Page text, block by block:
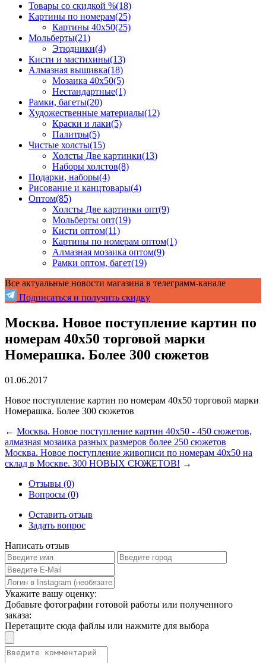
Товары со скидкой %(18)
Картины по номерам(25)
Картины 40x50(25)
Мольберты(21)
Этюдники(4)
Кисти и мастихины(13)
Алмазная вышивка(18)
Мозаика 40x50(5)
Нестандартные(1)
Рамки, багеты(20)
Художественные материалы(12)
Краски и лаки(5)
Палитры(5)
Чистые холсты(15)
Холсты Две картинки(13)
Наборы холстов(8)
Подарки, наборы(4)
Рисование и канцтовары(4)
Оптом(85)
Холсты Две картинки опт(9)
Мольберты опт(19)
Кисти оптом(11)
Картины по номерам оптом(1)
Алмазная мозаика оптом(9)
Рамки оптом, багет(19)
Все актуальные новости магазина в телеграмм-канале
Подписаться и получить скидку
Москва. Новое поступление картин по
номерам 40x50 торговой марки
Номерашка. Более 300 сюжетов
01.06.2017
Новое поступление картин по номерам 40x50 торговой марки
Номерашка. Более 300 сюжетов
← Москва. Новое поступление картин 40x50 - 450 сюжетов,
алмазная мозаика разных размеров более 250 сюжетов
Москва. Новое поступление живописи по номерам 40x50 на
склад в Москве. 300 НОВЫХ СЮЖЕТОВ! →
Отзывы (0)
Вопросы (0)
Оставить отзыв
Задать вопрос
Написать отзыв
Укажите вашу оценку:
Добавьте фотографии готовой работы или полученного
заказа:
Перетащите сюда файлы или нажмите для выбора